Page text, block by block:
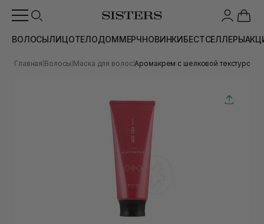
ВОЛОСЫЛИЦОТЕЛОДОММЕРЧНОВИНКИБЕСТСЕЛЛЕРЫ
Главная Волосы Маска для волос Аромакрем с шелковой текстурой